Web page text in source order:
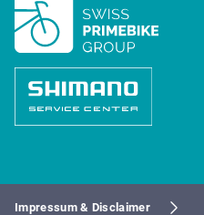
Impressum & Disclaimer